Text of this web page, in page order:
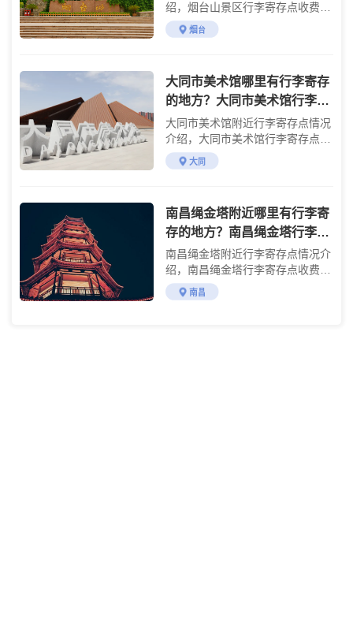
绍，烟台山景区行李寄存点收费标
准介绍
烟台
大同市美术馆哪里有行李寄存
的地方？大同市美术馆行李寄
存怎么收费？
大同市美术馆附近行李寄存点情况
介绍，大同市美术馆行李寄存点收
费标准介绍
大同
南昌绳金塔附近哪里有行李寄
存的地方？南昌绳金塔行李寄
存怎么收费？
南昌绳金塔附近行李寄存点情况介
绍，南昌绳金塔行李寄存点收费标
准介绍
南昌